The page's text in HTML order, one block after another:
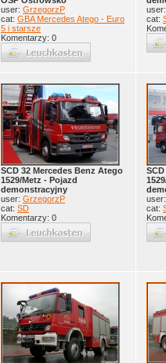
user: GrzegorzP
cat: GBA Mercedes Atego - Euro
5 i starsze
Komentarzy: 0
cat:
SCD 32 Mercedes Benz Atego
1529/Metz - Pojazd
demonstracyjny
user: GrzegorzP
cat: SD
Komentarzy: 0
cat: